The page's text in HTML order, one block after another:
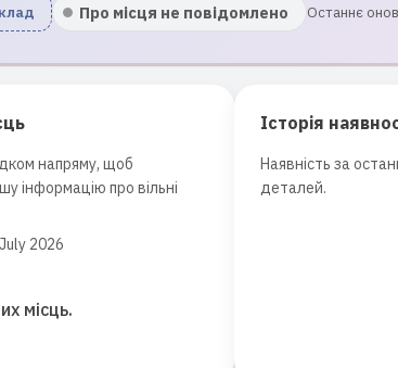
Про місця не повідомлено Останнє
напряму, щоб
інформацію про вільні
2026
місць.
Історія
Наявність за
деталей.